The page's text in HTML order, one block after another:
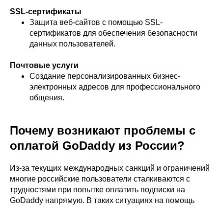
SSL-сертификаты
Защита веб-сайтов с помощью SSL-
сертификатов для обеспечения безопасности
данных пользователей.
Почтовые услуги
Создание персонализированных бизнес-
электронных адресов для профессионального
общения.
Почему возникают проблемы с
оплатой GoDaddy из России?
Из-за текущих международных санкций и ограничений
многие российские пользователи сталкиваются с
трудностями при попытке оплатить подписки на
GoDaddy напрямую. В таких ситуациях на помощь